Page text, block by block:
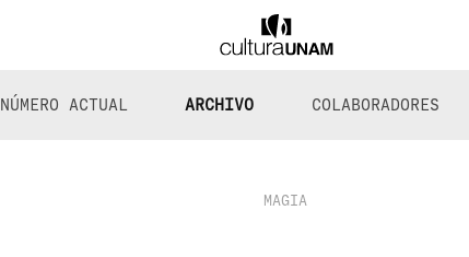
NÚMERO ACTUAL ARCHIVO COLABORADORES
MAGIA